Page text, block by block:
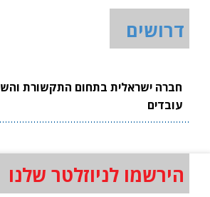
דרושים
חברה ישראלית בתחום התקשורת
עובדים
הירשמו לניוזלטר שלנו